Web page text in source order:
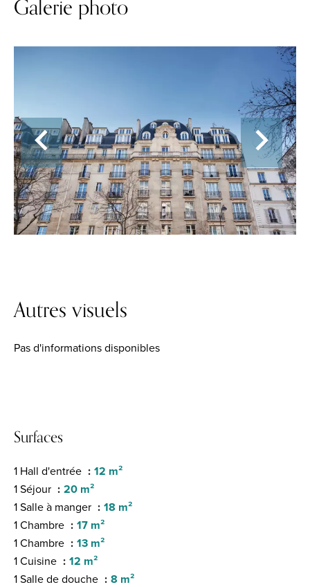
Galerie photo
Autres visuels
Pas d'informations disponibles
Surfaces
1 Hall d'entrée
12 m²
1 Séjour
20 m²
1 Salle à manger
18 m²
1 Chambre
17 m²
1 Chambre
13 m²
1 Cuisine
12 m²
1 Salle de douche
8 m²